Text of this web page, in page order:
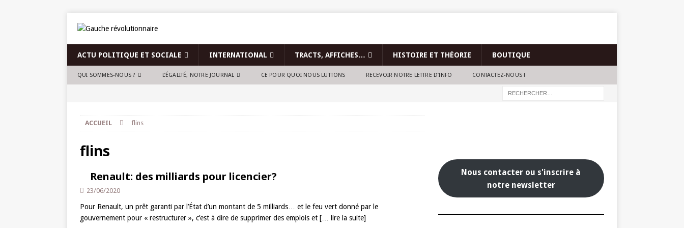
ACTU POLITIQUE ET SOCIALE INTERNATIONAL TRACTS, AFFICHES… HISTOIRE ET THÉORIE BOUTIQUE
QUI SOMMES-NOUS ? L’ÉGALITÉ, NOTRE JOURNAL CE POUR QUOI NOUS LUTTONS RECEVOIR NOTRE LETTRE D’INFO CONTACTEZ-NOUS !
ACCUEIL flins
flins
Renault: des milliards pour licencier?
23/06/2020
Pour Renault, un prêt garanti par l’État d’un montant de 5 milliards… et le feu vert donné par le
gouvernement pour « restructurer », c’est à dire de supprimer des emplois et [… lire la suite]
Nous contacter ou s'inscrire à
notre newsletter